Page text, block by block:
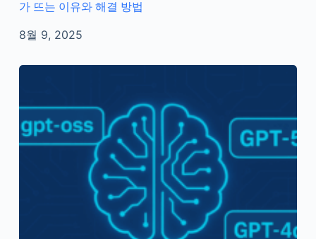
가 뜨는 이유와 해결 방법
8월 9, 2025